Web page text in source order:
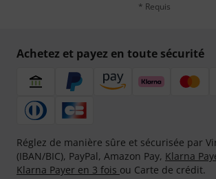
* Requis
Achetez et payez en toute sécurité
Réglez de manière sûre et sécurisée par
(IBAN/BIC), PayPal, Amazon Pay, Klarna
Klarna Payer en 3 fois ou Carte de crédit.